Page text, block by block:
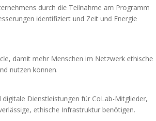
durch die Teilnahme am Programm
identifiziert und Zeit und Energie
damit mehr Menschen im Netzwerk ethische
nutzen können.
Dienstleistungen für CoLab-Mitglieder,
ethische Infrastruktur benötigen.